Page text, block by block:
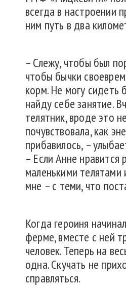
всегда в настроении
ним путь в два
– Слежу, чтобы был
чтобы бычки
корм. Не могу сидеть
найду себе занятие.
телятник, вроде это
почувствовала, как
прибавилось, –
– Если Анне нравится
маленькими телятами
мне – с теми, что
Когда героиня
ферме, вместе с ней
человек. Теперь на
одна. Скучать не
справляться.